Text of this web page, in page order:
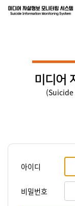
미디어
아이디
비밀번호